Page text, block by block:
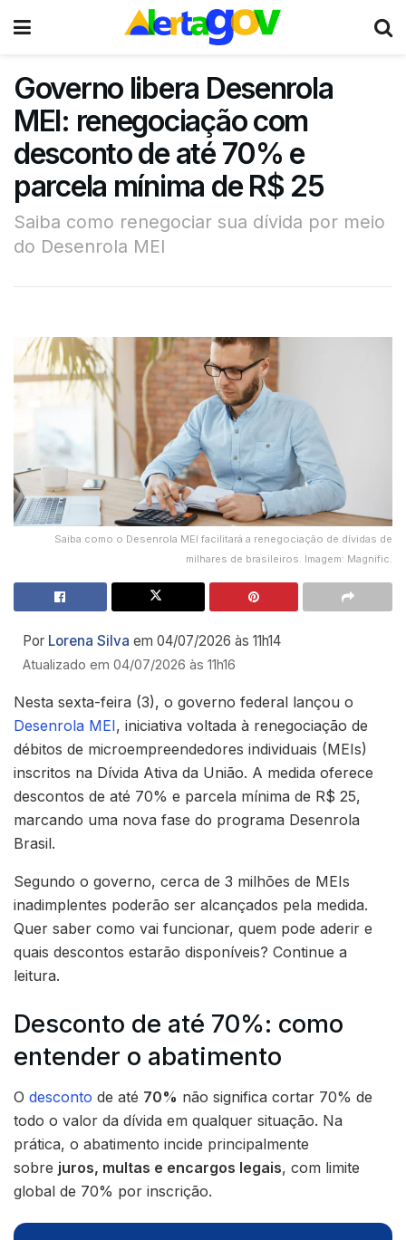
Governo libera Desenrola
MEI: renegociação com
desconto de até 70% e
parcela mínima de R$ 25
Saiba como renegociar sua dívida por meio
do Desenrola MEI
Saiba como o Desenrola MEI facilitará a renegociação de dívidas de
milhares de brasileiros. Imagem: Magnific.
Por Lorena Silva em 04/07/2026 às 11h14
Atualizado em 04/07/2026 às 11h16
Nesta sexta-feira (3), o governo federal lançou o
Desenrola MEI, iniciativa voltada à renegociação de
débitos de microempreendedores individuais (MEIs)
inscritos na Dívida Ativa da União. A medida oferece
descontos de até 70% e parcela mínima de R$ 25,
marcando uma nova fase do programa Desenrola
Brasil.
Segundo o governo, cerca de 3 milhões de MEIs
inadimplentes poderão ser alcançados pela medida.
Quer saber como vai funcionar, quem pode aderir e
quais descontos estarão disponíveis? Continue a
leitura.
Desconto de até 70%: como
entender o abatimento
O desconto de até 70% não significa cortar 70% de
todo o valor da dívida em qualquer situação. Na
prática, o abatimento incide principalmente
sobre juros, multas e encargos legais, com limite
global de 70% por inscrição.